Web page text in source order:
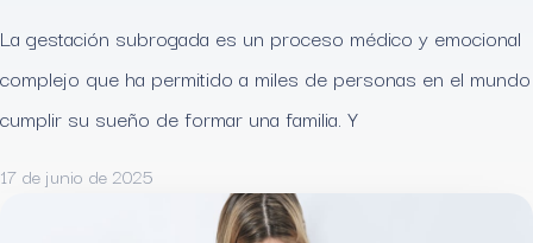
La gestación subrogada es un proceso médico y emocional
complejo que ha permitido a miles de personas en el mundo
cumplir su sueño de formar una familia. Y
17 de junio de 2025